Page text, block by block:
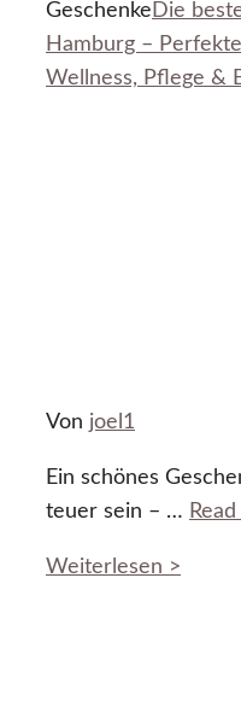
Geschenke Die
Hamburg –
Wellness, Pflege &
Von joel1
Ein schönes
teuer sein – …
Weiterlesen >